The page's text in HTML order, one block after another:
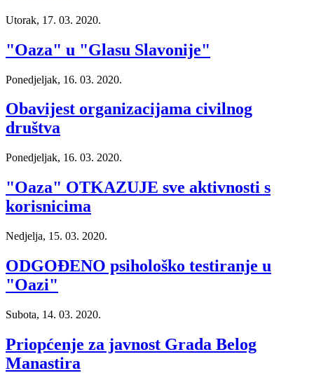
Utorak, 17. 03. 2020.
"Oaza" u "Glasu Slavonije"
Ponedjeljak, 16. 03. 2020.
Obavijest organizacijama civilnog
društva
Ponedjeljak, 16. 03. 2020.
"Oaza" OTKAZUJE sve aktivnosti s
korisnicima
Nedjelja, 15. 03. 2020.
ODGOĐENO psihološko testiranje u
"Oazi"
Subota, 14. 03. 2020.
Priopćenje za javnost Grada Belog
Manastira